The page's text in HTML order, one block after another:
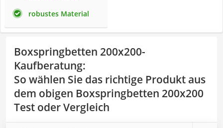
robustes Material
Boxspringbetten 200x200-
Kaufberatung:
So wählen Sie das richtige Produkt aus
dem obigen Boxspringbetten 200x200
Test oder Vergleich